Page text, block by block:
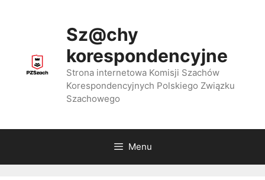
Sz@chy
korespondencyjne
Strona internetowa Komisji Szachów
Korespondencyjnych Polskiego Związku
Szachowego
Menu